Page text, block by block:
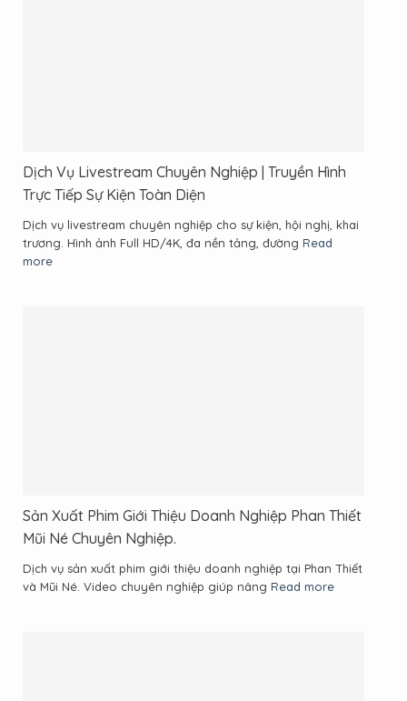
Dịch Vụ Livestream Chuyên Nghiệp | Truyền Hình
Trực Tiếp Sự Kiện Toàn Diện
Dịch vụ livestream chuyên nghiệp cho sự kiện, hội nghị, khai
trương. Hình ảnh Full HD/4K, đa nền tảng, đường Read
more
Sản Xuất Phim Giới Thiệu Doanh Nghiệp Phan Thiết
Mũi Né Chuyên Nghiệp.
Dịch vụ sản xuất phim giới thiệu doanh nghiệp tại Phan Thiết
và Mũi Né. Video chuyên nghiệp giúp nâng Read more